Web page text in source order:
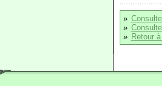
»
»
» Retour